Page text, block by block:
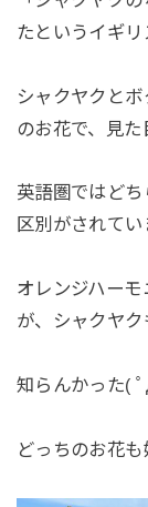
たというイギリ
シャクヤクと
のお花で、見た
英語圏ではどち
区別がされてい
オレンジハー
が、シャクヤク
知らんかった(
どっちのお花